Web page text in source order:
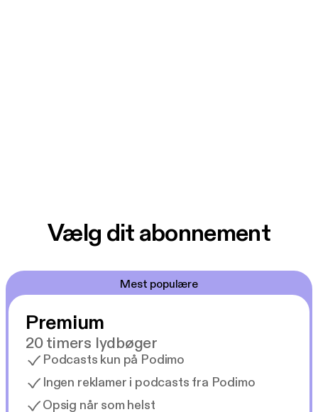
Vælg dit abonnement
Mest populære
Premium
20 timers lydbøger
Podcasts kun på Podimo
Ingen reklamer i podcasts fra Podimo
Opsig når som helst